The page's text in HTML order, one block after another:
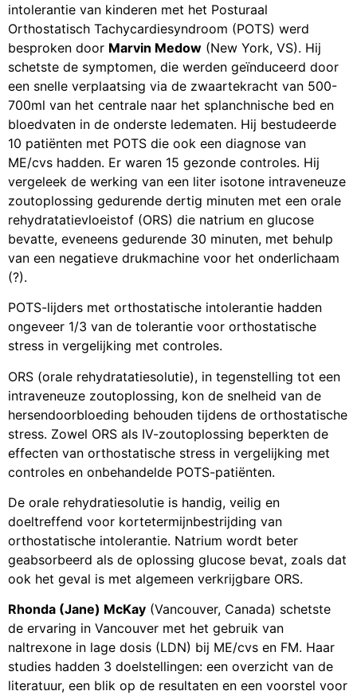
intolerantie van kinderen met het Posturaal
Orthostatisch Tachycardiesyndroom (POTS) werd
besproken door Marvin Medow (New York, VS). Hij
schetste de symptomen, die werden geïnduceerd door
een snelle verplaatsing via de zwaartekracht van 500-
700ml van het centrale naar het splanchnische bed en
bloedvaten in de onderste ledematen. Hij bestudeerde
10 patiënten met POTS die ook een diagnose van
ME/cvs hadden. Er waren 15 gezonde controles. Hij
vergeleek de werking van een liter isotone intraveneuze
zoutoplossing gedurende dertig minuten met een orale
rehydratatievloeistof (ORS) die natrium en glucose
bevatte, eveneens gedurende 30 minuten, met behulp
van een negatieve drukmachine voor het onderlichaam
(?).
POTS-lijders met orthostatische intolerantie hadden
ongeveer 1/3 van de tolerantie voor orthostatische
stress in vergelijking met controles.
ORS (orale rehydratatiesolutie), in tegenstelling tot een
intraveneuze zoutoplossing, kon de snelheid van de
hersendoorbloeding behouden tijdens de orthostatische
stress. Zowel ORS als IV-zoutoplossing beperkten de
effecten van orthostatische stress in vergelijking met
controles en onbehandelde POTS-patiënten.
De orale rehydratiesolutie is handig, veilig en
doeltreffend voor kortetermijnbestrijding van
orthostatische intolerantie. Natrium wordt beter
geabsorbeerd als de oplossing glucose bevat, zoals dat
ook het geval is met algemeen verkrijgbare ORS.
Rhonda (Jane) McKay (Vancouver, Canada) schetste
de ervaring in Vancouver met het gebruik van
naltrexone in lage dosis (LDN) bij ME/cvs en FM. Haar
studies hadden 3 doelstellingen: een overzicht van de
literatuur, een blik op de resultaten en een voorstel voor